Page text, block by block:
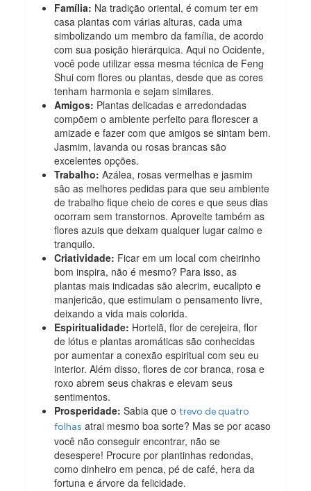
Família: Na tradição oriental, é comum ter em
casa plantas com várias alturas, cada uma
simbolizando um membro da família, de acordo
com sua posição hierárquica. Aqui no Ocidente,
você pode utilizar essa mesma técnica de Feng
Shui com flores ou plantas, desde que as cores
tenham harmonia e sejam similares.
Amigos: Plantas delicadas e arredondadas
compõem o ambiente perfeito para florescer a
amizade e fazer com que amigos se sintam bem.
Jasmim, lavanda ou rosas brancas são
excelentes opções.
Trabalho:Azálea, rosas vermelhas e jasmim
são as melhores pedidas para que seu ambiente
de trabalho fique cheio de cores e que seus dias
ocorram sem transtornos. Aproveite também as
flores azuis que deixam qualquer lugar calmo e
tranquilo.
Criatividade: Ficar em um local com cheirinho
bom inspira, não é mesmo? Para isso, as
plantas mais indicadas são alecrim, eucalipto e
manjericão, que estimulam o pensamento livre,
deixando a vida mais colorida.
Espiritualidade: Hortelã, flor de cerejeira, flor
de lótus e plantas aromáticas são conhecidas
por aumentar a conexão espiritual com seu eu
interior. Além disso, flores de cor branca, rosa e
roxo abrem seus chakras e elevam seus
sentimentos.
Prosperidade: Sabia que otrevo de quatro
folhas atrai mesmo boa sorte? Mas se por acaso
você não conseguir encontrar, não se
desespere! Procure por plantinhas redondas,
como dinheiro em penca, pé de café, hera da
fortuna e árvore da felicidade.